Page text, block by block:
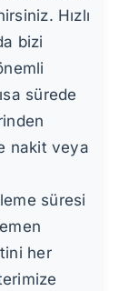
Hızlı
bizi
sürede
nakit veya
süresi
her